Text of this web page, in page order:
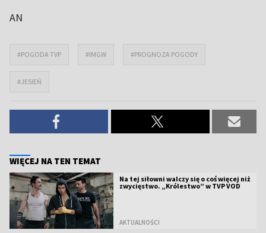
AN
#POGODA TVP #IMGW #PROGNOZA POGODY
#JESIEŃ
WIĘCEJ NA TEN TEMAT
Na tej siłowni walczy się o coś więcej niż
zwycięstwo. „Królestwo” w TVP VOD
AKTUALNOŚCI